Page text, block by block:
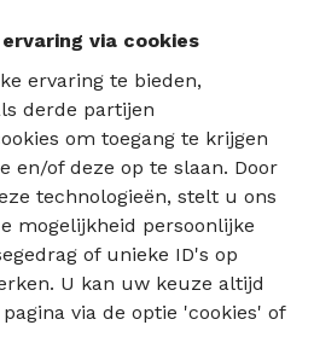
via cookies
ervaring te bieden,
derde partijen
om toegang te krijgen
en/of deze op te slaan. Door
technologieën, stelt u ons
mogelijkheid persoonlijke
of unieke ID's op
U kan uw keuze altijd
via de optie 'cookies' of
m
maand (in afwachting van
hieronder worden
verstrekte informatie
studie van de wettelijke of
van het pand.